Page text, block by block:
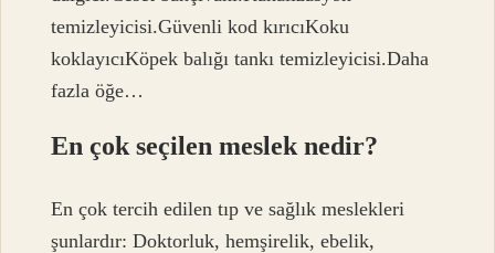
temizleyicisi.Güvenli kod kırıcıKoku
koklayıcıKöpek balığı tankı temizleyicisi.Daha
fazla öğe…
En çok seçilen meslek nedir?
En çok tercih edilen tıp ve sağlık meslekleri
şunlardır: Doktorluk, hemşirelik, ebelik,